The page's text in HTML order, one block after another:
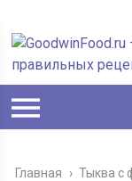
Главная › Тыква с